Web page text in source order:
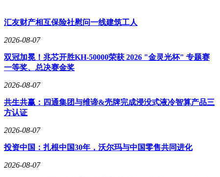
汇友财产相互保险社慰问一线建筑工人
2026-08-07
双冠加冕！兆芯开胜KH‑50000荣获 2026 "金灵光杯" 专题赛
一等奖、总决赛金奖
2026-08-07
共生共赢：四通集团与维谛&壳牌完成浸没式液冷智算产品三
方认证
2026-08-07
投资中国：扎根中国30年，沃尔玛与中国零售共同进化
2026-08-07